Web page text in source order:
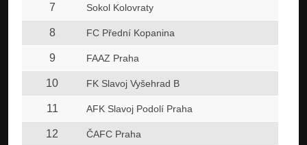
7 Sokol Kolovraty
8 FC Přední Kopanina
9 FAAZ Praha
10 FK Slavoj Vyšehrad B
11 AFK Slavoj Podolí Praha
12 ČAFC Praha